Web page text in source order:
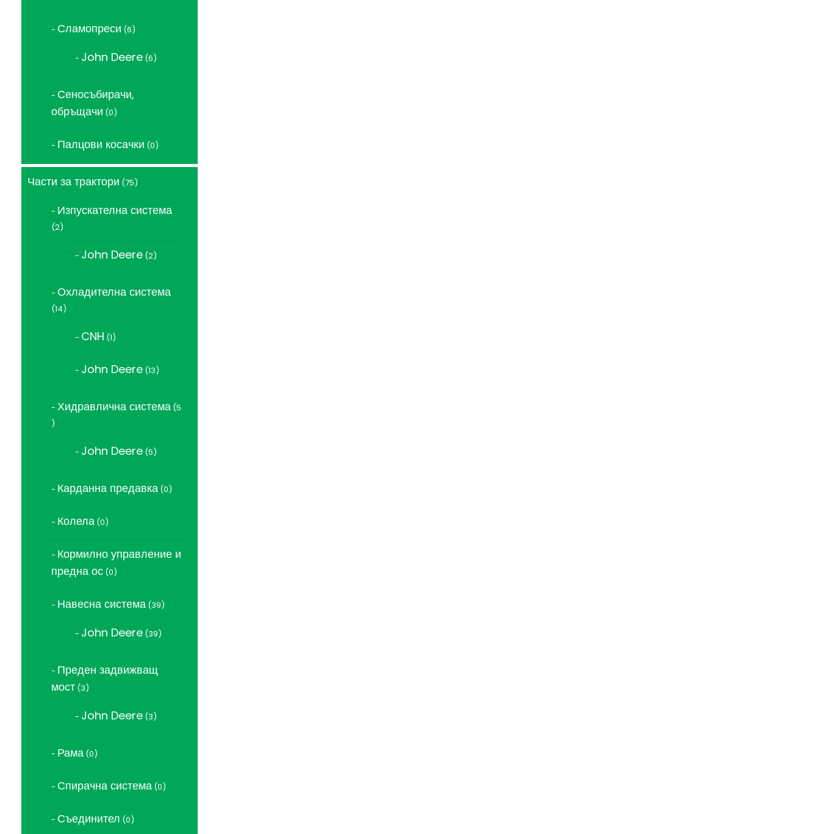
Сламопреси 66
John Deere 66
Сеносъбирачи,
обръщачи 00
Палцови косачки 00
Части за трактори 7575
Изпускателна система
22
John Deere 22
Охладителна система
1414
CNH 11
John Deere 1313
Хидравлична система 5
5
John Deere 55
Карданна предавка 00
Колела 00
Кормилно управление и
предна ос 00
Навесна система 3939
John Deere 3939
Преден задвижващ
мост 33
John Deere 33
Рама 00
Спирачна система 00
Съединител 00